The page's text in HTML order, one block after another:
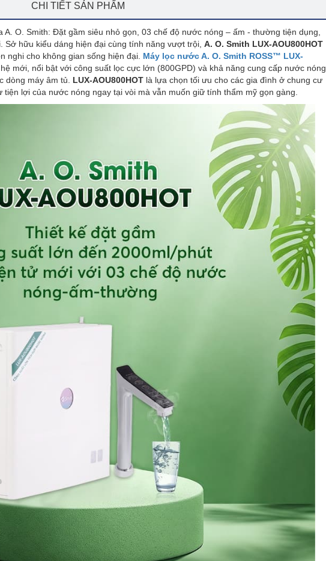
CHI TIẾT SẢN PHẨM
A. O. Smith: Đặt gầm siêu nhỏ gọn, 03 chế độ nước nóng – ấm - thường tiện dụng,
hữu kiểu dáng hiện đại cùng tính năng vượt trội, A. O. Smith LUX-AOU800HOT
nghi cho không gian sống hiện đại. Máy lọc nước A. O. Smith ROSS™ LUX-
mới, nổi bật với công suất lọc cực lớn (800GPD) và khả năng cung cấp nước nóng
dòng máy âm tủ. LUX-AOU800HOT là lựa chọn tối ưu cho các gia đình ở chung cư
lợi của nước nóng ngay tại vòi mà vẫn muốn giữ tính thẩm mỹ gọn gàng.